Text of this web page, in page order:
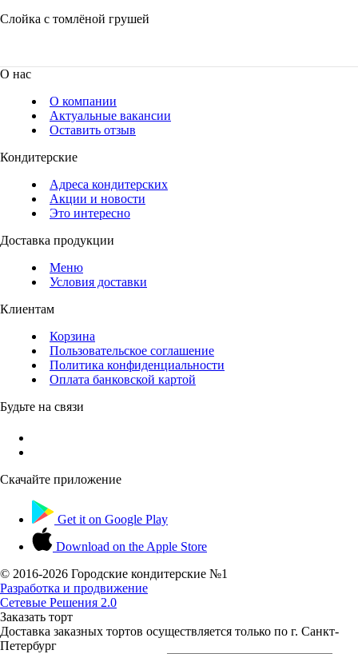
Слойка с томлёной грушей
О нас
О компании
Актуальные вакансии
Оставить отзыв
Кондитерские
Адреса кондитерских
Акции и новости
Это интересно
Доставка продукции
Меню
Условия доставки
Клиентам
Корзина
Пользовательское соглашение
Политика конфиденциальности
Оплата банковской картой
Будьте на связи
Скачайте приложение
Get it on Google Play
Download on the Apple Store
© 2016-2026 Городские кондитерские №1
Разработка и продвижение
Сетевые Решения 2.0
Заказать торт
Доставка заказных тортов осуществляется только по г. Санкт-
Петербург